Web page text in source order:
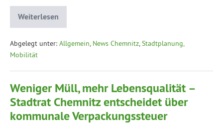
Weiterlesen
Abgelegt unter: Allgemein, News Chemnitz,Stadtplanung,
Mobilität
Weniger Müll, mehr Lebensqualität –
Stadtrat Chemnitz entscheidet über
kommunale Verpackungssteuer